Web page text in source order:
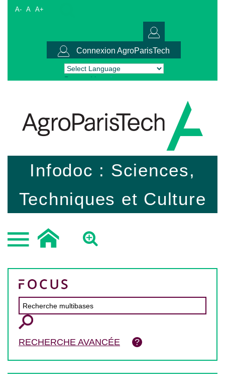
A- A A+
Connexion AgroParisTech
Powered by Translate
Infodoc : Sciences,
Techniques et Culture
RECHERCHE AVANCÉE